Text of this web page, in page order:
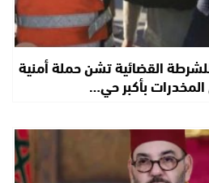
القضائية تشن حملة أمنية
بأكبر حي…